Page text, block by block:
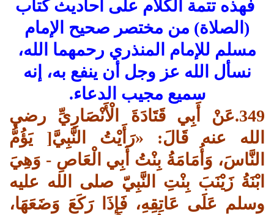
فهذه تتمة الكلام على أحاديث كتاب
(الصلاة) من مختصر صحيح الإمام
مسلم للإمام المنذري رحمهما الله،
نسأل الله عز وجل أن ينفع به، إنه
سميع مجيب الدعاء.
349.عَنْ أَبِي قَتَادَةَ الْأَنْصَارِيِّ رضي
الله عنه قَالَ: «رَأَيْتُ النَّبِيَّ[ يَؤُمُّ
النَّاسَ، وَأُمَامَةُ بِنْتُ أَبِي الْعَاصِ - وَهِيَ
ابْنَةُ زَيْنَبَ بِنْتِ النَّبِيّ صلى الله عليه
وسلم عَلَى عَاتِقِهِ، فَإِذَا رَكَعَ وَضَعَهَا،